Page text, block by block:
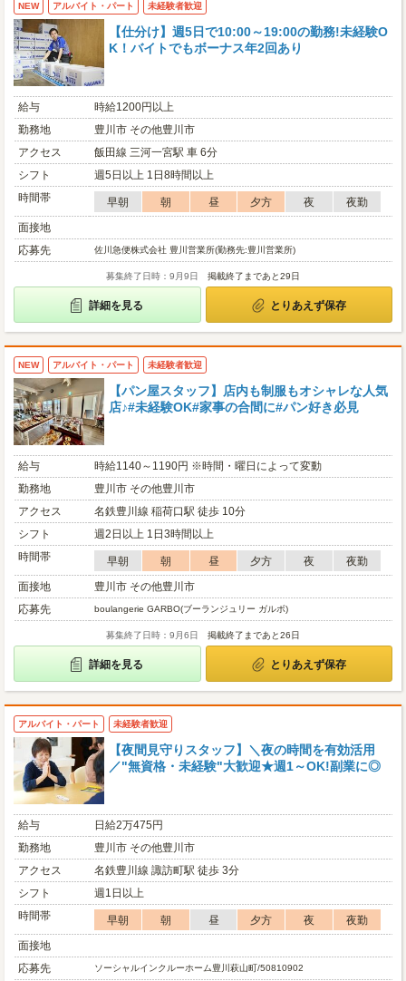
NEW アルバイト・パート 未経験者歓迎
【仕分け】週5日で10:00～19:00の勤務!未経験O
K！バイトでもボーナス年2回あり
給与
時給1200円以上
勤務地
豊川市 その他豊川市
アクセス
飯田線 三河一宮駅 車 6分
シフト
週5日以上 1日8時間以上
時間帯
早朝 朝 昼 夕方 夜
夜勤
面接地
応募先
佐川急便株式会社 豊川営業所(勤務先:豊川営業所)
募集終了日時：9月9日 掲載終了まであと29日
詳細を見る とりあえず保存
NEW アルバイト・パート 未経験者歓迎
【パン屋スタッフ】店内も制服もオシャレな人気
店♪#未経験OK#家事の合間に#パン好き必見
給与
時給1140～1190円 ※時間・曜日によって変動
勤務地
豊川市 その他豊川市
アクセス
名鉄豊川線 稲荷口駅 徒歩 10分
シフト
週2日以上 1日3時間以上
時間帯
早朝 朝 昼 夕方 夜
夜勤
面接地
豊川市 その他豊川市
応募先
boulangerie GARBO(ブーランジュリー ガルボ)
募集終了日時：9月6日 掲載終了まであと26日
詳細を見る とりあえず保存
アルバイト・パート 未経験者歓迎
【夜間見守りスタッフ】＼夜の時間を有効活用
／"無資格・未経験"大歓迎★週1～OK!副業に◎
給与
日給2万475円
勤務地
豊川市 その他豊川市
アクセス
名鉄豊川線 諏訪町駅 徒歩 3分
シフト
週1日以上
時間帯
早朝 朝 昼 夕方 夜
夜勤
面接地
応募先
ソーシャルインクルーホーム豊川萩山町/50810902